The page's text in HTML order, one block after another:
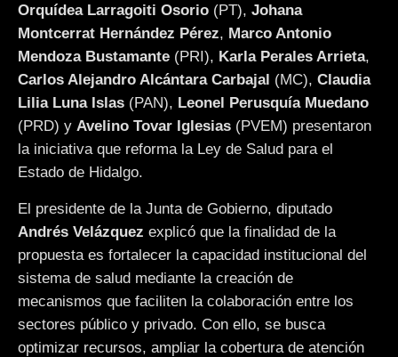
Orquídea Larragoiti Osorio (PT), Johana
Montcerrat Hernández Pérez, Marco Antonio
Mendoza Bustamante (PRI), Karla Perales Arrieta,
Carlos Alejandro Alcántara Carbajal (MC), Claudia
Lilia Luna Islas (PAN), Leonel Perusquía Muedano
(PRD) y Avelino Tovar Iglesias (PVEM) presentaron
la iniciativa que reforma la Ley de Salud para el
Estado de Hidalgo.
El presidente de la Junta de Gobierno, diputado
Andrés Velázquez explicó que la finalidad de la
propuesta es fortalecer la capacidad institucional del
sistema de salud mediante la creación de
mecanismos que faciliten la colaboración entre los
sectores público y privado. Con ello, se busca
optimizar recursos, ampliar la cobertura de atención